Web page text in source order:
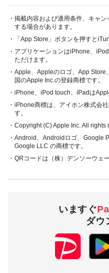
・掲載内容および適用条件、キャ
する場合があります。
・「App Store」ボタンを押すと
・アプリケーションはiPhone、
ただけます。
・Apple、Appleのロゴ、App
国のApple Inc.の登録商標です。
・iPhone、iPod touch、iPadは
・iPhone商標は、アイホン株式会
す。
・Copyright (C) Apple Inc. All rights
・Android、Androidロゴ、Google
Google LLC の商標です。
・QRコードは（株）デンソーウェ
いますぐ
ダウ